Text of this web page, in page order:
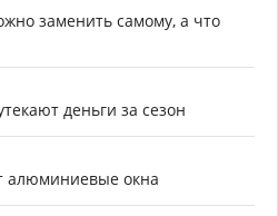
заменить самому, а что
деньги за сезон
алюминиевые окна